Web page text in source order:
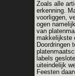
Zoals alle
erkenning.
voorliggen,
ogen
van
makkelijkste
Doordringen
labels
uiteindelijk
Feesten